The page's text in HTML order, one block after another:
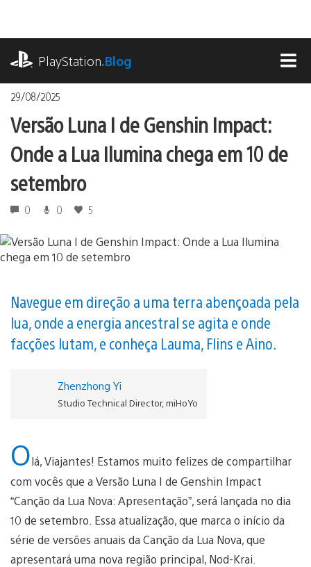
o
conteúdo
PlayStation.Blog
29/08/2025
Versão Luna I de Genshin Impact:
Onde a Lua Ilumina chega em 10 de
setembro
0 0 5
Navegue em direção a uma terra abençoada pela
lua, onde a energia ancestral se agita e onde
facções lutam, e conheça Lauma, Flins e Aino.
Zhenzhong Yi
Studio Technical Director, miHoYo
Olá, Viajantes! Estamos muito felizes de compartilhar
com vocês que a Versão Luna I de Genshin Impact
“Canção da Lua Nova: Apresentação”, será lançada no dia
10 de setembro. Essa atualização, que marca o início da
série de versões anuais da Canção da Lua Nova, que
apresentará uma nova região principal, Nod-Krai.